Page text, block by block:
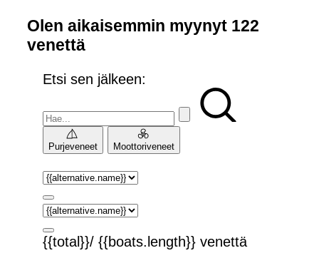
Olen aikaisemmin myynyt 122
venettä
Etsi sen jälkeen:
Purjeveneet Moottoriveneet
{{total}}/ {{boats.length}} venettä